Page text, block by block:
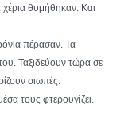
θυμήθηκαν. Και
πέρασαν. Τα
Ταξιδεύουν τώρα σε
σιωπές.
τους φτερουγίζει.